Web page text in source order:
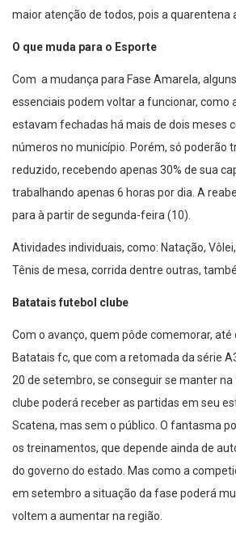
maior atenção de todos, pois a quarentena
O que muda para o Esporte
Com a mudança para Fase Amarela,
essenciais podem voltar a funcionar, como
estavam fechadas há mais de dois meses
números no município. Porém, só poderão
reduzido, recebendo apenas 30% de sua
trabalhando apenas 6 horas por dia. A
para à partir de segunda-feira (10).
Atividades individuais, como: Natação,
Tênis de mesa, corrida dentre outras,
Batatais futebol clube
Com o avanço, quem pôde comemorar,
Batatais fc, que com a retomada da série
20 de setembro, se conseguir se manter
clube poderá receber as partidas em seu
Scatena, mas sem o público. O fantasma
os treinamentos, que depende ainda de
do governo do estado. Mas como a
em setembro a situação da fase poderá
voltem a aumentar na região.